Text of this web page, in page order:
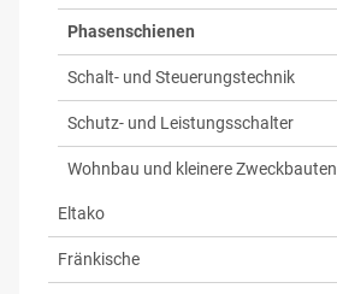
Phasenschienen
Schalt- und Steuerungstechnik
Schutz- und Leistungsschalter
Wohnbau und kleinere Zweckbauten
Eltako
Fränkische